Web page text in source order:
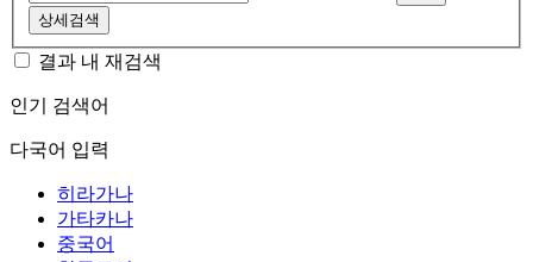
상세검색
결과 내 재검색
인기 검색어
다국어 입력
히라가나
가타카나
중국어